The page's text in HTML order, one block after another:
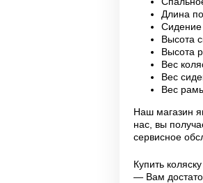
Длина
Высота
Высота
Вес
Вес
Вес
Наш магазин
нас, вы
сервисное
Купить
— Вам